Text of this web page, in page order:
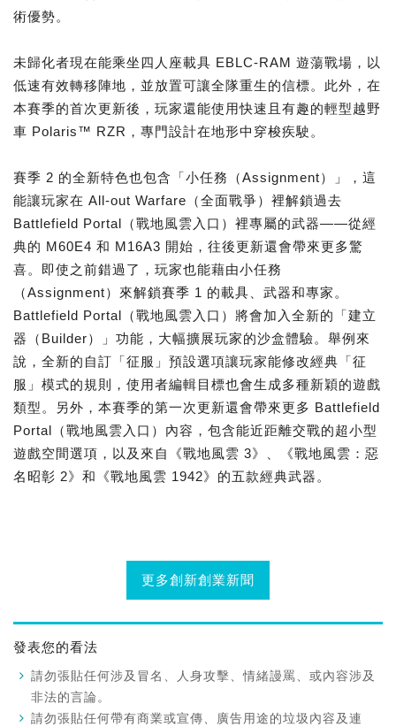
術優勢。
未歸化者現在能乘坐四人座載具 EBLC-RAM 遊蕩戰場，以
低速有效轉移陣地，並放置可讓全隊重生的信標。此外，在
本賽季的首次更新後，玩家還能使用快速且有趣的輕型越野
車 Polaris™ RZR，專門設計在地形中穿梭疾駛。
賽季 2 的全新特色也包含「小任務（Assignment）」，這
能讓玩家在 All-out Warfare（全面戰爭）裡解鎖過去
Battlefield Portal（戰地風雲入口）裡專屬的武器——從經
典的 M60E4 和 M16A3 開始，往後更新還會帶來更多驚
喜。即使之前錯過了，玩家也能藉由小任務
（Assignment）來解鎖賽季 1 的載具、武器和專家。
Battlefield Portal（戰地風雲入口）將會加入全新的「建立
器（Builder）」功能，大幅擴展玩家的沙盒體驗。舉例來
說，全新的自訂「征服」預設選項讓玩家能修改經典「征
服」模式的規則，使用者編輯目標也會生成多種新穎的遊戲
類型。另外，本賽季的第一次更新還會帶來更多 Battlefield
Portal（戰地風雲入口）內容，包含能近距離交戰的超小型
遊戲空間選項，以及來自《戰地風雲 3》、《戰地風雲：惡
名昭彰 2》和《戰地風雲 1942》的五款經典武器。
更多創新創業新聞
發表您的看法
請勿張貼任何涉及冒名、人身攻擊、情緒謾罵、或內容涉及
非法的言論。
請勿張貼任何帶有商業或宣傳、廣告用途的垃圾內容及連